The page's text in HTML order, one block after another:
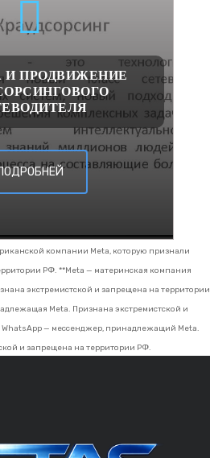
И ПРОДВИЖЕНИЕ
компании Meta, которую признали
РФ. **Meta — материнская компания
экстремистской и запрещена на территории
Meta. Признана экстремистской и
WhatsApp — мессенджер, принадлежащий Meta.
и запрещена на территории РФ.